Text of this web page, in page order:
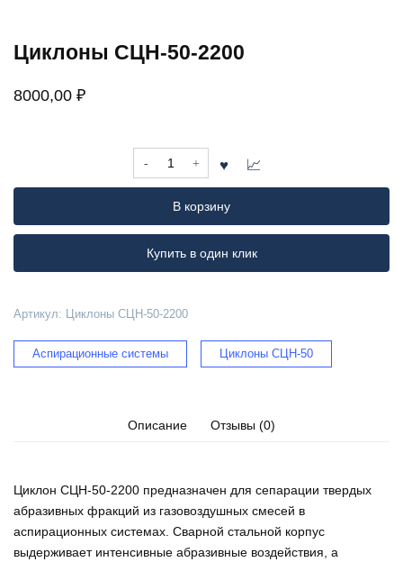
Циклоны СЦН-50-2200
8000,00 ₽
Количество
товара
СЦН-50-
2200
В корзину
Купить в один клик
Артикул: Циклоны СЦН-50-2200
Аспирационные системы Циклоны СЦН-50
Описание Отзывы (0)
Циклон СЦН-50-2200 предназначен для сепарации твердых
абразивных фракций из газовоздушных смесей в
аспирационных системах. Сварной стальной корпус
выдерживает интенсивные абразивные воздействия, а